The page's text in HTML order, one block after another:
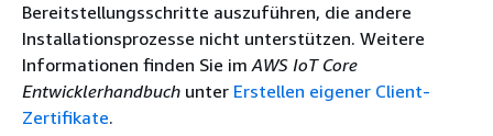
Bereitstellungsschritte auszuführen, die andere
Installationsprozesse nicht unterstützen. Weitere
Informationen finden Sie imAWS IoT Core
Entwicklerhandbuch unter Erstellen eigener Client-
Zertifikate.